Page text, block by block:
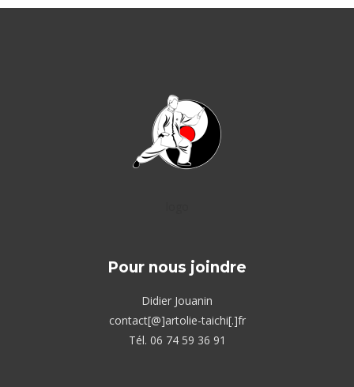
Pour nous joindre
Didier Jouanin
contact[@]artolie-taichi[.]fr
Tél. 06 74 59 36 91